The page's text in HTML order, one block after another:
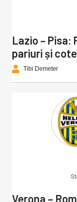
Lazio – Pisa:
pariuri și
Tibi Demeter
Verona –